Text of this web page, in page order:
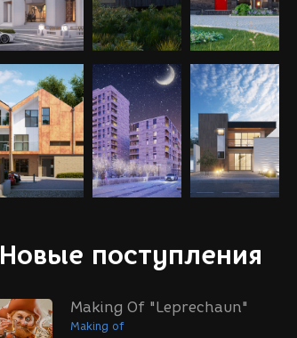
Новые поступления
Making Of "Leprechaun"
Making of